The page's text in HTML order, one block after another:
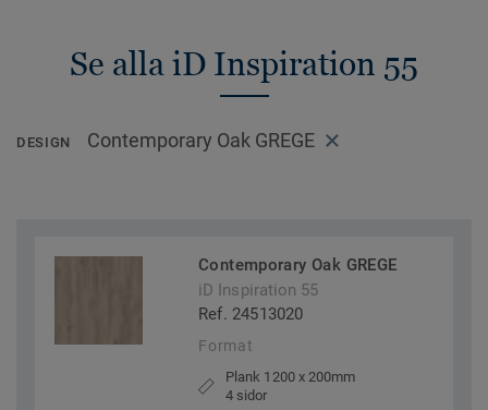
Se alla iD Inspiration 55
DESIGN Contemporary Oak GREGE
Contemporary Oak GREGE
iD Inspiration 55
Ref. 24513020
Format
Plank 1200 x 200mm
4 sidor